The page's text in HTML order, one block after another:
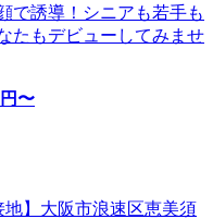
で誘導！シニアも若手も
たもデビューしてみませ
円〜
】大阪市浪速区恵美須